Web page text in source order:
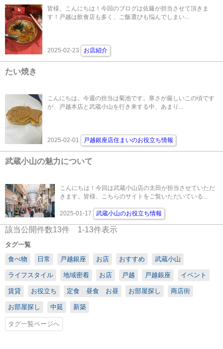
皆様、こんにちは！今回のブログは佐藤が担当させて頂きま
す！戸越は飲食店も多く、ご飯選びも悩んでしまい...
2025-02-23 お店紹介
たい焼き
こんにちは。今週の担当は菊池です。寒さが厳しいこの頃です
が、戸越本店と武蔵小山を行き来する中、あまり...
2025-02-01 戸越銀座店住まいのお役立ち情報
武蔵小山の魅力について
こんにちは！今回は武蔵小山店の太田が担当させていただ
きます。皆様、こちらのサイトをご覧いただいている...
2025-01-17 武蔵小山のお役立ち情報
該当公開件数13件 1-13件表示
タグ一覧
食べ物
日常 戸越銀座 お店 おすすめ 武蔵小山
ライフスタイル 地域密着 お店 戸越 戸越銀座 イベント
賃貸 お役立ち 定食 昼食 お昼 お部屋探し 商店街
お部屋探し 中延 新築
タグ一覧ページへ